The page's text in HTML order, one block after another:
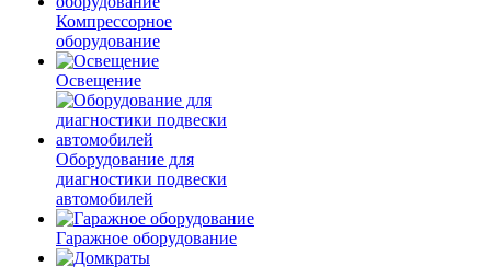
Компрессорное
оборудование
Освещение
Оборудование для
диагностики подвески
автомобилей
Гаражное оборудование